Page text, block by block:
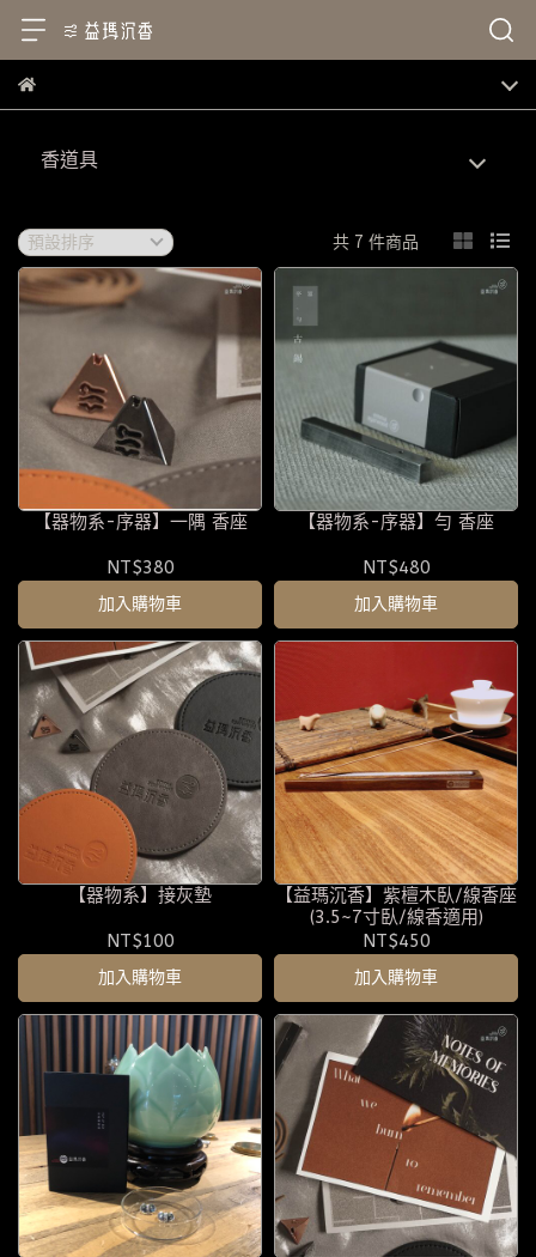
香道具
共 7 件商品
【器物系-序器】一隅 香座
NT$380
加入購物車
【器物系-序器】勻 香座
NT$480
加入購物車
【器物系】接灰墊
NT$100
加入購物車
【益瑪沉香】紫檀木臥/線香座
(3.5~7寸臥/線香適用)
NT$450
加入購物車